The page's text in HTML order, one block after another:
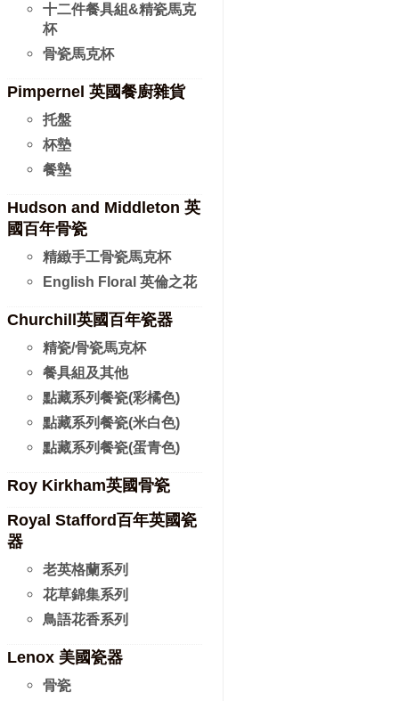
十二件餐具組&精瓷馬克
杯
骨瓷馬克杯
Pimpernel 英國餐廚雜貨
托盤
杯墊
餐墊
Hudson and Middleton 英
國百年骨瓷
精緻手工骨瓷馬克杯
English Floral 英倫之花
Churchill英國百年瓷器
精瓷/骨瓷馬克杯
餐具組及其他
點藏系列餐瓷(彩橘色)
點藏系列餐瓷(米白色)
點藏系列餐瓷(蛋青色)
Roy Kirkham英國骨瓷
Royal Stafford百年英國瓷
器
老英格蘭系列
花草錦集系列
鳥語花香系列
Lenox 美國瓷器
骨瓷